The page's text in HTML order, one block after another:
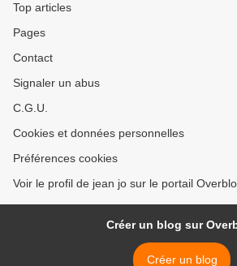
Top articles
Pages
Contact
Signaler un abus
C.G.U.
Cookies et données personnelles
Préférences cookies
Voir le profil de jean jo sur le portail
Créer un blog sur
Créer un blog